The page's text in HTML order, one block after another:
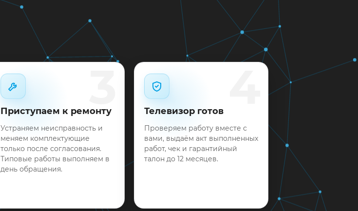
Приступаем к ремонту
Устраняем неисправность и
меняем комплектующие
только после согласования.
Типовые работы выполняем в
день обращения.
Телевизор готов
Проверяем работу вместе с
вами, выдаём акт выполненных
работ, чек и гарантийный
талон до 12 месяцев.